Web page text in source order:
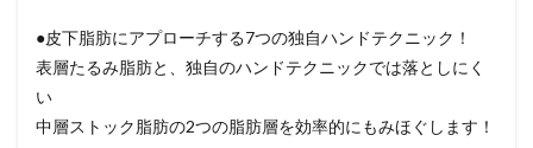
●皮下脂肪にアプローチする7つの独自ハンドテクニック！
表層たるみ脂肪と、独自のハンドテクニックでは落としにく
い
中層ストック脂肪の2つの脂肪層を効率的にもみほぐします！